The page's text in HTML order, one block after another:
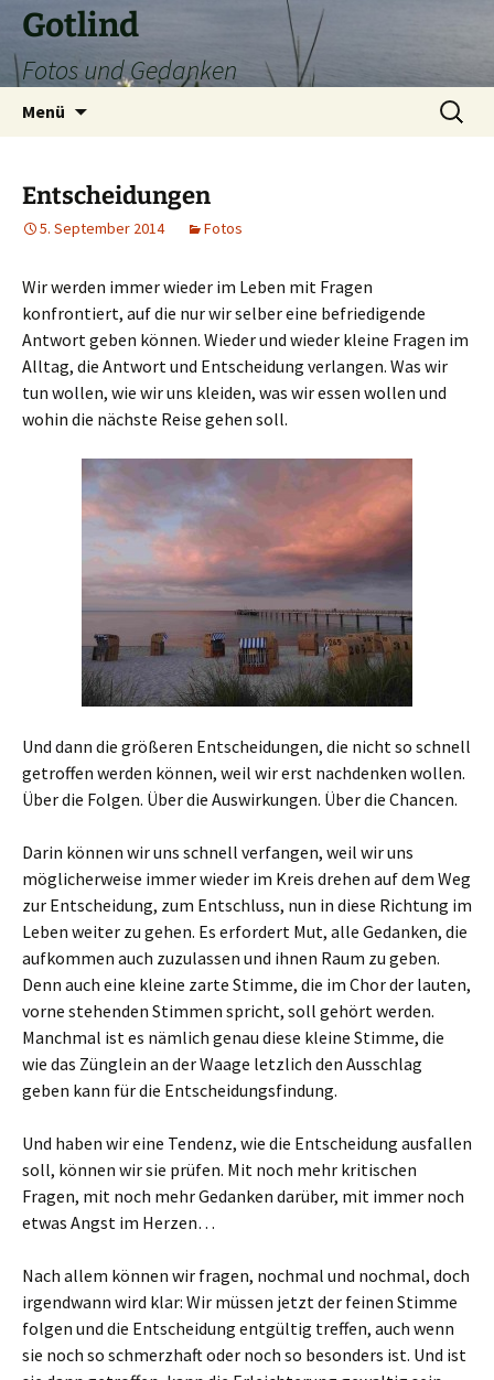
Zum
Inhalt
springen
Gotlind
Fotos und Gedanken
Menü
Suchen
nach:
Entscheidungen
5. September 2014 Fotos
Wir werden immer wieder im Leben mit Fragen
konfrontiert, auf die nur wir selber eine befriedigende
Antwort geben können. Wieder und wieder kleine Fragen im
Alltag, die Antwort und Entscheidung verlangen. Was wir
tun wollen, wie wir uns kleiden, was wir essen wollen und
wohin die nächste Reise gehen soll.
Und dann die größeren Entscheidungen, die nicht so schnell
getroffen werden können, weil wir erst nachdenken wollen.
Über die Folgen. Über die Auswirkungen. Über die Chancen.
Darin können wir uns schnell verfangen, weil wir uns
möglicherweise immer wieder im Kreis drehen auf dem Weg
zur Entscheidung, zum Entschluss, nun in diese Richtung im
Leben weiter zu gehen. Es erfordert Mut, alle Gedanken, die
aufkommen auch zuzulassen und ihnen Raum zu geben.
Denn auch eine kleine zarte Stimme, die im Chor der lauten,
vorne stehenden Stimmen spricht, soll gehört werden.
Manchmal ist es nämlich genau diese kleine Stimme, die
wie das Zünglein an der Waage letzlich den Ausschlag
geben kann für die Entscheidungsfindung.
Und haben wir eine Tendenz, wie die Entscheidung ausfallen
soll, können wir sie prüfen. Mit noch mehr kritischen
Fragen, mit noch mehr Gedanken darüber, mit immer noch
etwas Angst im Herzen…
Nach allem können wir fragen, nochmal und nochmal, doch
irgendwann wird klar: Wir müssen jetzt der feinen Stimme
folgen und die Entscheidung entgültig treffen, auch wenn
sie noch so schmerzhaft oder noch so besonders ist. Und ist